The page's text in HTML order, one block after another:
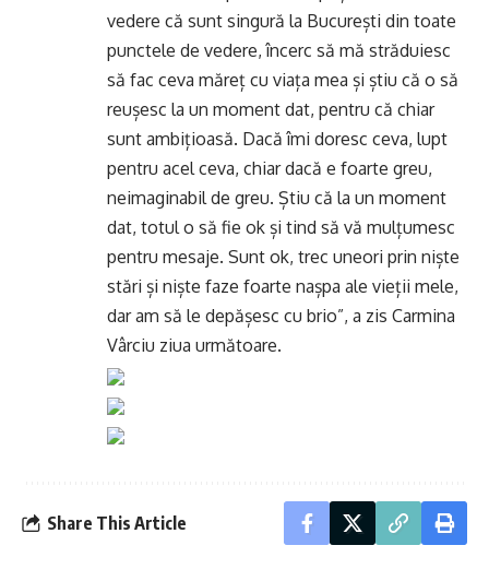
vedere că sunt singură la București din toate
punctele de vedere, încerc să mă străduiesc
să fac ceva măreț cu viața mea și știu că o să
reușesc la un moment dat, pentru că chiar
sunt ambițioasă. Dacă îmi doresc ceva, lupt
pentru acel ceva, chiar dacă e foarte greu,
neimaginabil de greu. Știu că la un moment
dat, totul o să fie ok și tind să vă mulțumesc
pentru mesaje. Sunt ok, trec uneori prin niște
stări și niște faze foarte nașpa ale vieții mele,
dar am să le depășesc cu brio”, a zis Carmina
Vârciu ziua următoare.
Share This Article